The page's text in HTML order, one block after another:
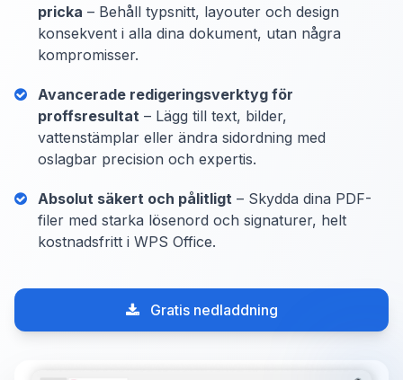
pricka – Behåll typsnitt, layouter och design
konsekvent i alla dina dokument, utan några
kompromisser.
Avancerade redigeringsverktyg för
proffsresultat – Lägg till text, bilder,
vattenstämplar eller ändra sidordning med
oslagbar precision och expertis.
Absolut säkert och pålitligt – Skydda dina PDF-
filer med starka lösenord och signaturer, helt
kostnadsfritt i WPS Office.
Gratis nedladdning